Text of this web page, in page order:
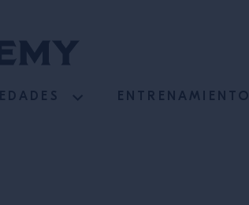
ENTRENAMIENTO